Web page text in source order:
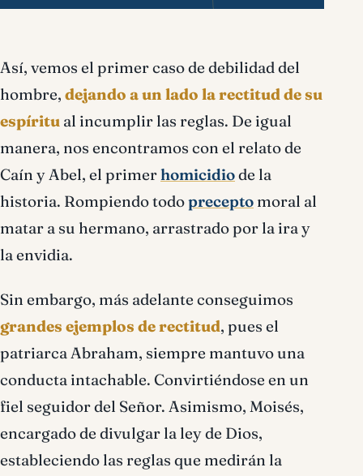
Así, vemos el primer caso de debilidad del
hombre, dejando a un lado la rectitud de su
espíritu al incumplir las reglas. De igual
manera, nos encontramos con el relato de
Caín y Abel, el primerhomicidiode la
historia. Rompiendo todoprecepto moral al
matar a su hermano, arrastrado por la ira y
la envidia.
Sin embargo, más adelante conseguimos
grandes ejemplos de rectitud, pues el
patriarca Abraham, siempre mantuvo una
conducta intachable. Convirtiéndose en un
fiel seguidor del Señor. Asimismo, Moisés,
encargado de divulgar la ley de Dios,
estableciendo las reglas que medirán la